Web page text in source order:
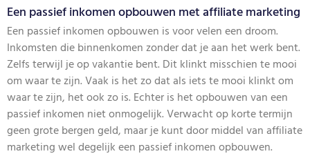
Een passief inkomen opbouwen met affiliate marketing
Een passief inkomen opbouwen is voor velen een droom.
Inkomsten die binnenkomen zonder dat je aan het werk bent.
Zelfs terwijl je op vakantie bent. Dit klinkt misschien te mooi
om waar te zijn. Vaak is het zo dat als iets te mooi klinkt om
waar te zijn, het ook zo is. Echter is het opbouwen van een
passief inkomen niet onmogelijk. Verwacht op korte termijn
geen grote bergen geld, maar je kunt door middel van affiliate
marketing wel degelijk een passief inkomen opbouwen.